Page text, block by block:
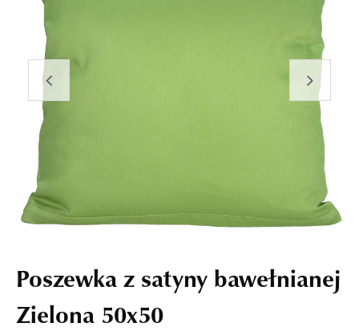
Poszewka z satyny bawełnianej
Zielona 50x50